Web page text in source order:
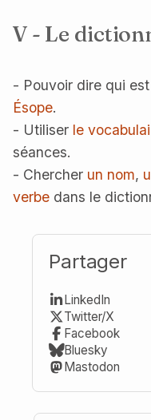
V - Le
- Pouvoir dire qui est
Ésope.
- Utiliser le
séances.
- Chercher un nom,
verbe dans le
Partager
LinkedIn
Twitter/X
Facebook
Bluesky
Mastodon